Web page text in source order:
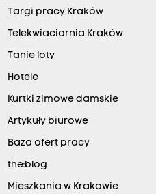
Targi pracy Kraków
Telekwiaciarnia Kraków
Tanie loty
Hotele
Kurtki zimowe damskie
Artykuły biurowe
Baza ofert pracy
the:blog
Mieszkania w Krakowie